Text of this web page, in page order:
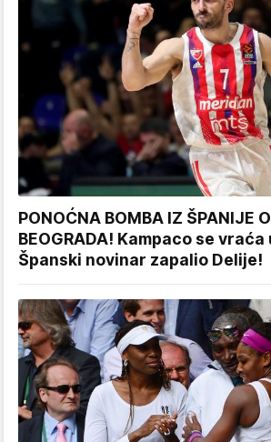
PONOĆNA BOMBA IZ ŠPANIJE
BEOGRADA! Kampaco se vraća
Španski novinar zapalio Delije!